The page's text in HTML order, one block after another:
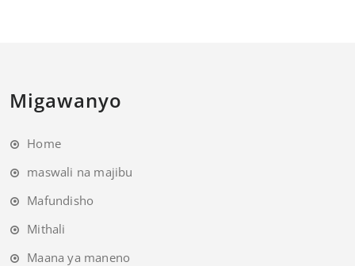
Migawanyo
Home
maswali na majibu
Mafundisho
Mithali
Maana ya maneno